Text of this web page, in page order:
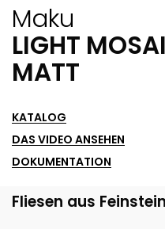
Maku
LIGHT
MATT
KATALOG
DAS VIDEO ANSEHEN
DOKUMENTATION
Fliesen aus